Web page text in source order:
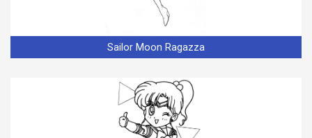
Sailor Moon Ragazza